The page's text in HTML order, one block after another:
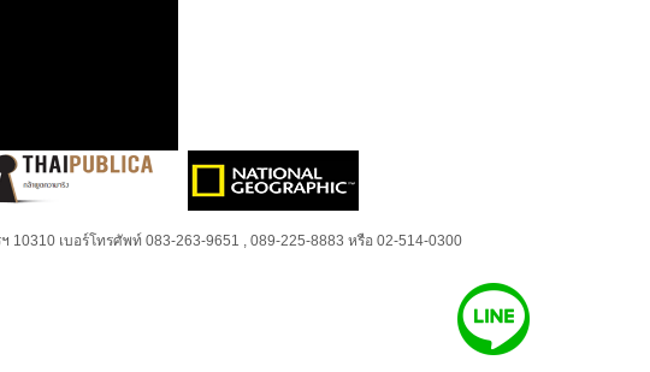
เบอร์โทรศัพท์ 083-263-9651 , 089-225-8883 หรือ 02-514-0300